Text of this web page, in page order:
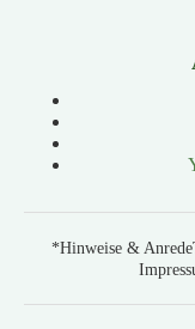
*Hinweise & Anrede